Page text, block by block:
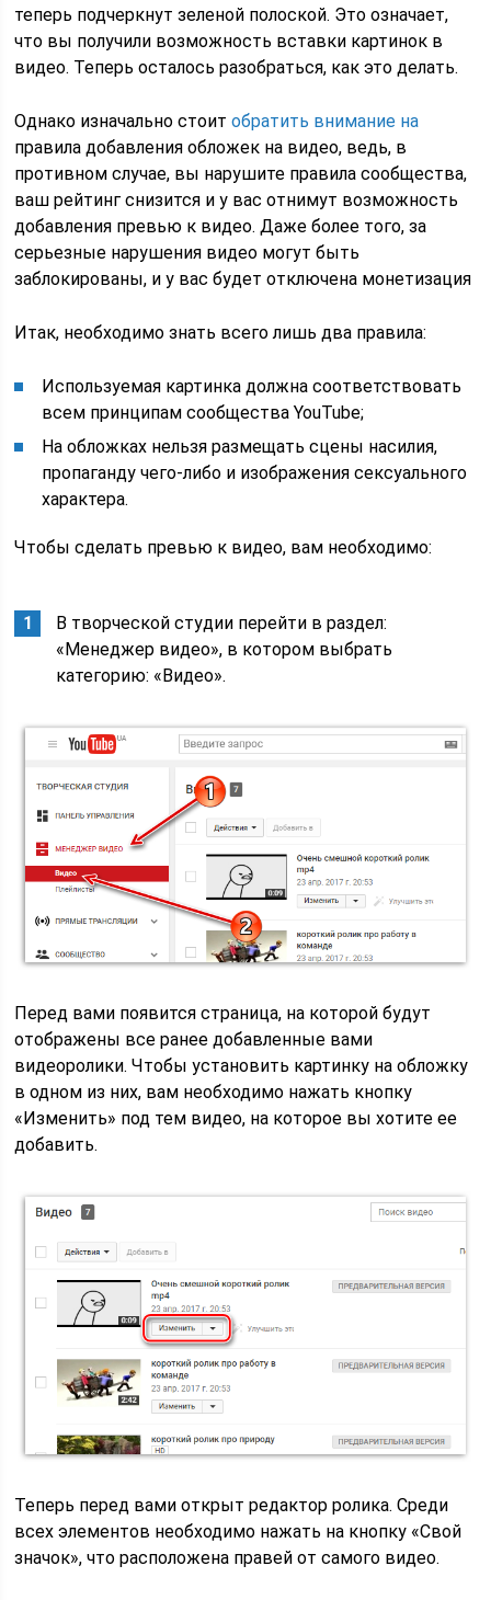
теперь подчеркнут зеленой полоской. Это означает,
что вы получили возможность вставки картинок в
видео. Теперь осталось разобраться, как это делать.
Однако изначально стоитобратить внимание на
правила добавления обложек на видео, ведь, в
противном случае, вы нарушите правила сообщества,
ваш рейтинг снизится и у вас отнимут возможность
добавления превью к видео. Даже более того, за
серьезные нарушения видео могут быть
заблокированы, и у вас будет отключена монетизация
Итак, необходимо знать всего лишь два правила:
Используемая картинка должна соответствовать
всем принципам сообщества YouTube;
На обложках нельзя размещать сцены насилия,
пропаганду чего-либо и изображения сексуального
характера.
Чтобы сделать превью к видео, вам необходимо:
В творческой студии перейти в раздел:
«Менеджер видео», в котором выбрать
категорию: «Видео».
Перед вами появится страница, на которой будут
отображены все ранее добавленные вами
видеоролики. Чтобы установить картинку на обложку
в одном из них, вам необходимо нажать кнопку
«Изменить» под тем видео, на которое вы хотите ее
добавить.
Теперь перед вами открыт редактор ролика. Среди
всех элементов необходимо нажать на кнопку «Свой
значок», что расположена правей от самого видео.